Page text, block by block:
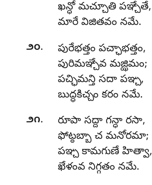
ఖన్ధో మచ్చూతి పఞ్చేతే,
మారే విజితవం నమే.
౨౦.
పురేభత్తం పచ్ఛాభత్తం,
పురిమఞ్చేవ మజ్ఝిమం;
పచ్ఛిమన్తి సదా పఞ్చ,
బుద్ధకిచ్చం కరం నమే.
౨౧. రూపా సద్దా గన్ధా రసా,
ఫోట్ఠబ్బా చ మనోరమా;
పఞ్చ కామగుణే హిత్వా,
ఖేళంవ నిగ్గతం నమే.